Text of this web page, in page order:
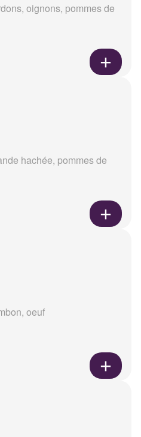
oignons, pommes de
hachée, pommes de
oeuf